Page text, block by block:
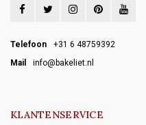
Telefoon
+31 6 48759392
Mail
info@bakeliet.nl
KLANTENSERVICE